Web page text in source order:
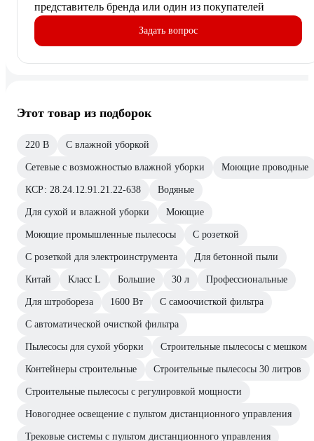
представитель бренда или один из покупателей
Задать вопрос
Этот товар из подборок
220 В С влажной уборкой
Сетевые с возможностью влажной уборки Моющие проводные
КСР: 28.24.12.91.21.22-638 Водяные
Для сухой и влажной уборки Моющие
Моющие промышленные пылесосы С розеткой
С розеткой для электроинструмента Для бетонной пыли
Китай Класс L Большие 30 л Профессиональные
Для штробореза 1600 Вт С самоочисткой фильтра
С автоматической очисткой фильтра
Пылесосы для сухой уборки Строительные пылесосы с мешком
Контейнеры строительные Строительные пылесосы 30 литров
Строительные пылесосы с регулировкой мощности
Новогоднее освещение с пультом дистанционного управления
Трековые системы с пультом дистанционного управления